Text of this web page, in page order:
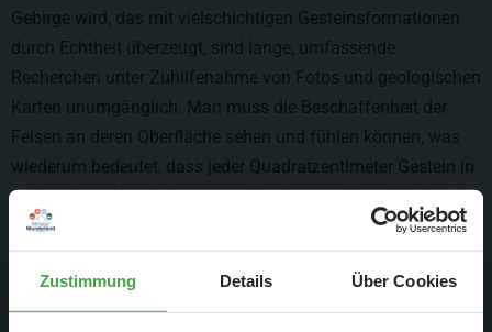
Zustimmung Details Über Cookies
Gebirge wird, das mit vielschichtigen Gesteinsformationen
durch Echtheit überzeugt, sind lange, umfassende
Recherchen unter Zuhilfenahme von Fotos und geologischen
Karten unumgänglich. Man muss die Beschaffenheit der
Felsen an deren Oberfläche sehen und fühlen können, was
wiederum bedeutet, dass jeder Quadratzentimeter Gestein in
aufwendiger Handarbeit mit selbst hergestelltem Werkzeug
graviert wurde. Bis zu sechs verschiedene Farbaufträge
verwandeln diese exzellente Handarbeit in ein
fotorealistisches Massiv.